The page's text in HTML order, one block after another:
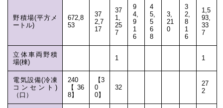
野積場(平方メ
ートル)
672,8
53
37
2,7
17
37
1,
25
7
9
4,
9
1
6
4
5,
5
6
8
3,
21
0
3
2,
8
1
6
1,5
93,
33
7
立体車両野積
場(棟)
1 1
電気設備(冷凍
コンセント)
（口）
240
【36
8】
【3
0
0】
32
27
2